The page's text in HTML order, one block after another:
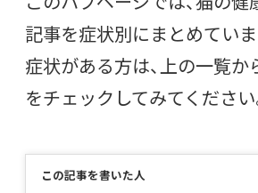
記事を症状別にまとめてい
症状がある方は、上の一覧
をチェックしてみてください
この記事を書いた人